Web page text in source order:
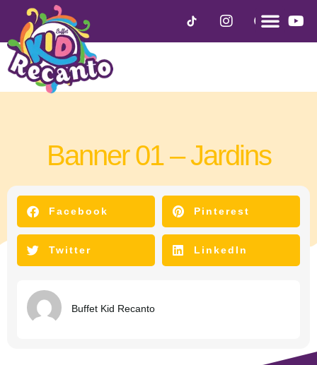
Banner 01 – Jardins
Facebook
Pinterest
Twitter LinkedIn
Buffet Kid Recanto